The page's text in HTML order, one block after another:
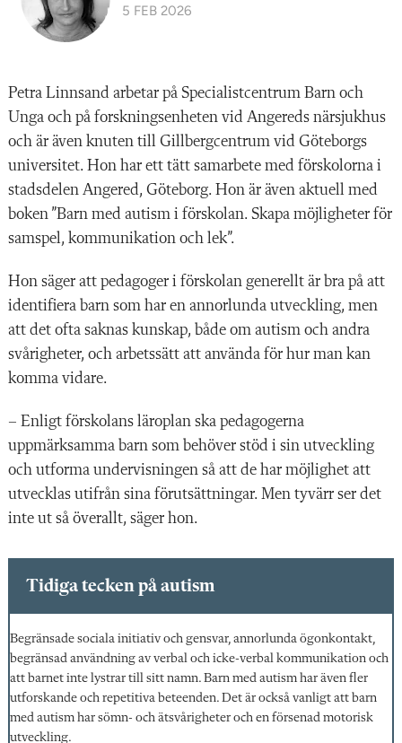
5 FEB 2026
Petra Linnsand arbetar på Specialistcentrum Barn och
Unga och på forskningsenheten vid Angereds närsjukhus
och är även knuten till Gillbergcentrum vid Göteborgs
universitet. Hon har ett tätt samarbete med förskolorna i
stadsdelen Angered, Göteborg. Hon är även aktuell med
boken ”Barn med autism i förskolan. Skapa möjligheter för
samspel, kommunikation och lek”.
Hon säger att pedagoger i förskolan generellt är bra på att
identifiera barn som har en annorlunda utveckling, men
att det ofta saknas kunskap, både om autism och andra
svårigheter, och arbetssätt att använda för hur man kan
komma vidare.
– Enligt förskolans läroplan ska pedagogerna
uppmärksamma barn som behöver stöd i sin utveckling
och utforma undervisningen så att de har möjlighet att
utvecklas utifrån sina förutsättningar. Men tyvärr ser det
inte ut så överallt, säger hon.
Tidiga tecken på autism
Begränsade sociala initiativ och gensvar, annorlunda ögonkontakt,
begränsad användning av verbal och icke-verbal kommunikation och
att barnet inte lystrar till sitt namn. Barn med autism har även fler
utforskande och repetitiva beteenden. Det är också vanligt att barn
med autism har sömn- och ätsvårigheter och en försenad motorisk
utveckling.